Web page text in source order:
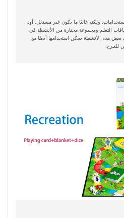
ولكنه غالبًا ما يكون غير مستغل. أود
التعلم ومجموعة مختارة من الأنشطة في
بعض هذه الأنشطة يمكن استخدامها أيضًا مع
للمرح.